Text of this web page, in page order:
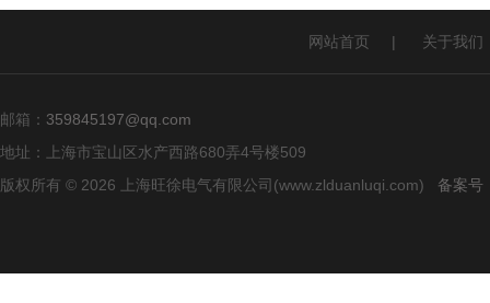
网站首页 | 关于我们
邮箱： 359845197@qq.com
地址：上海市宝山区水产西路680弄4号楼509
版权所有 © 2026 上海旺徐电气有限公司(www.zlduanluqi.com) 备案号